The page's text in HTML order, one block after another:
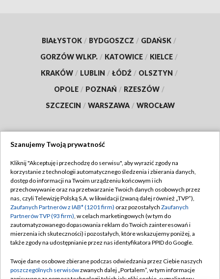
BIAŁYSTOK / BYDGOSZCZ / GDAŃSK /
GORZÓW WLKP. / KATOWICE / KIELCE /
KRAKÓW / LUBLIN / ŁÓDŹ / OLSZTYN /
OPOLE / POZNAŃ / RZESZÓW /
SZCZECIN / WARSZAWA / WROCŁAW
TVP
Abonament TVP
Emisja w TVP
Centrum informacji TVP
Naziemna Telewizja Cyfrowa
Rada Programowa
Regulamin TVP
Polityka prywatności
Moje zgody
Pomoc
Kontakt
Szanujemy Twoją prywatność
Kliknij "Akceptuję i przechodzę do serwisu", aby wyrazić zgody na
korzystanie z technologii automatycznego śledzenia i zbierania danych,
dostęp do informacji na Twoim urządzeniu końcowym i ich
przechowywanie oraz na przetwarzanie Twoich danych osobowych przez
nas, czyli Telewizję Polską S.A. w likwidacji (zwaną dalej również „TVP”),
Zaufanych Partnerów z IAB* (1201 firm) oraz pozostałych Zaufanych
Partnerów TVP (93 firm), w celach marketingowych (w tym do
zautomatyzowanego dopasowania reklam do Twoich zainteresowań i
mierzenia ich skuteczności) i pozostałych, które wskazujemy poniżej, a
także zgody na udostępnianie przez nas identyfikatora PPID do Google.
Twoje dane osobowe zbierane podczas odwiedzania przez Ciebie naszych
poszczególnych serwisówzwanych dalej „Portalem”, w tym informacje